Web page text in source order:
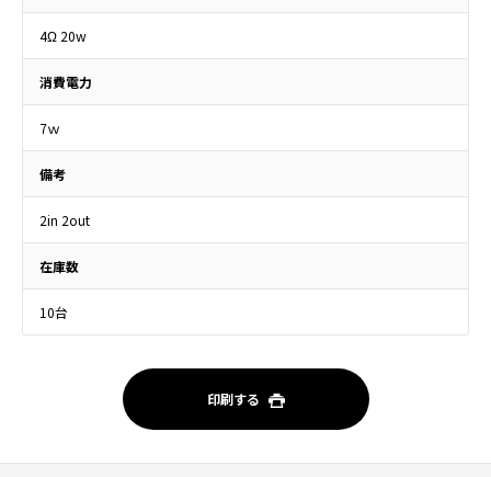
4Ω 20w
消費電力
7ｗ
備考
2in 2out
在庫数
10台
印刷する